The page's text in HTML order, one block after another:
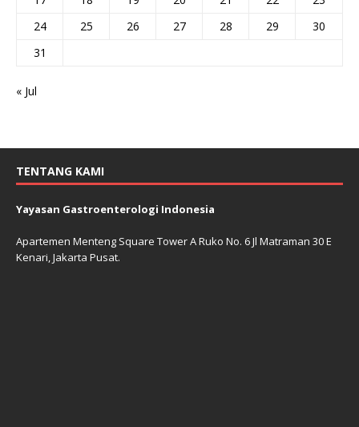
24
25 26 27 28 29
30
31
« Jul
TENTANG KAMI
Yayasan Gastroenterologi Indonesia
Apartemen Menteng Square Tower A Ruko No. 6 Jl Matraman 30 E
Kenari, Jakarta Pusat.